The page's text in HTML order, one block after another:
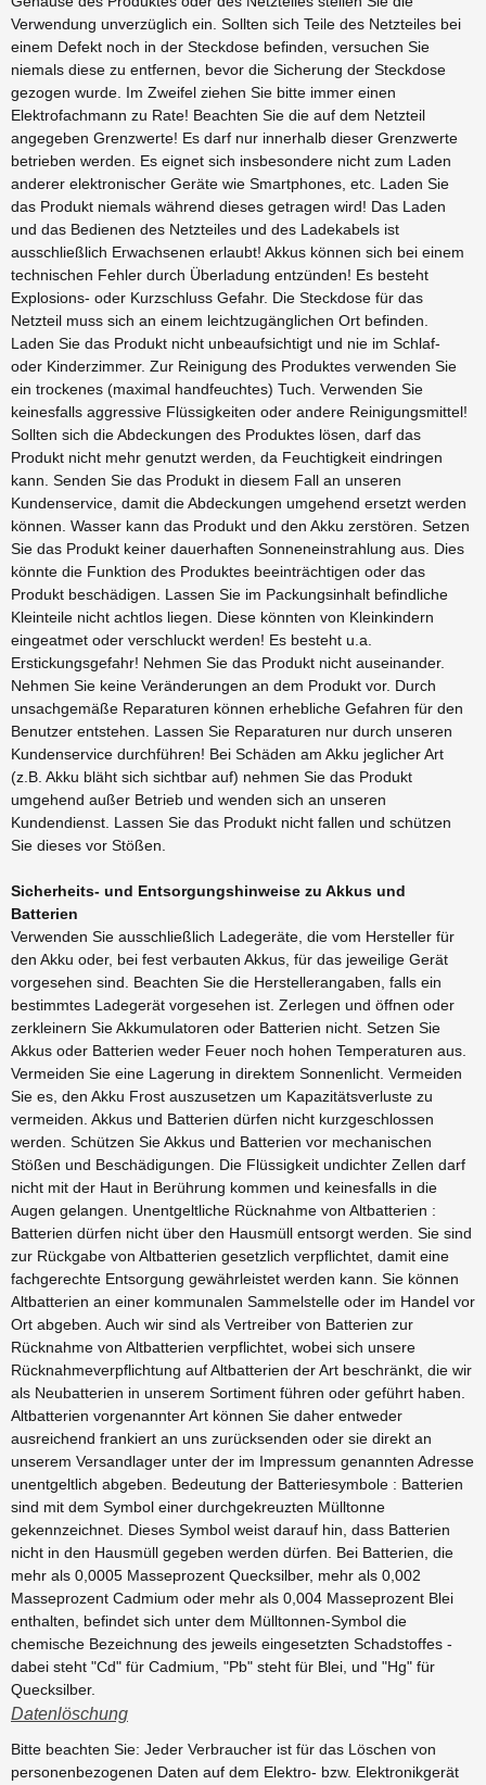
Verwendung unverzüglich ein. Sollten sich Teile des Netzteiles bei
einem Defekt noch in der Steckdose befinden, versuchen Sie
niemals diese zu entfernen, bevor die Sicherung der Steckdose
gezogen wurde. Im Zweifel ziehen Sie bitte immer einen
Elektrofachmann zu Rate! Beachten Sie die auf dem Netzteil
angegeben Grenzwerte! Es darf nur innerhalb dieser Grenzwerte
betrieben werden. Es eignet sich insbesondere nicht zum Laden
anderer elektronischer Geräte wie Smartphones, etc. Laden Sie
das Produkt niemals während dieses getragen wird! Das Laden
und das Bedienen des Netzteiles und des Ladekabels ist
ausschließlich Erwachsenen erlaubt! Akkus können sich bei einem
technischen Fehler durch Überladung entzünden! Es besteht
Explosions- oder Kurzschluss Gefahr. Die Steckdose für das
Netzteil muss sich an einem leichtzugänglichen Ort befinden.
Laden Sie das Produkt nicht unbeaufsichtigt und nie im Schlaf-
oder Kinderzimmer. Zur Reinigung des Produktes verwenden Sie
ein trockenes (maximal handfeuchtes) Tuch. Verwenden Sie
keinesfalls aggressive Flüssigkeiten oder andere Reinigungsmittel!
Sollten sich die Abdeckungen des Produktes lösen, darf das
Produkt nicht mehr genutzt werden, da Feuchtigkeit eindringen
kann. Senden Sie das Produkt in diesem Fall an unseren
Kundenservice, damit die Abdeckungen umgehend ersetzt werden
können. Wasser kann das Produkt und den Akku zerstören. Setzen
Sie das Produkt keiner dauerhaften Sonneneinstrahlung aus. Dies
könnte die Funktion des Produktes beeinträchtigen oder das
Produkt beschädigen. Lassen Sie im Packungsinhalt befindliche
Kleinteile nicht achtlos liegen. Diese könnten von Kleinkindern
eingeatmet oder verschluckt werden! Es besteht u.a.
Erstickungsgefahr! Nehmen Sie das Produkt nicht auseinander.
Nehmen Sie keine Veränderungen an dem Produkt vor. Durch
unsachgemäße Reparaturen können erhebliche Gefahren für den
Benutzer entstehen. Lassen Sie Reparaturen nur durch unseren
Kundenservice durchführen! Bei Schäden am Akku jeglicher Art
(z.B. Akku bläht sich sichtbar auf) nehmen Sie das Produkt
umgehend außer Betrieb und wenden sich an unseren
Kundendienst. Lassen Sie das Produkt nicht fallen und schützen
Sie dieses vor Stößen.
Sicherheits- und Entsorgungshinweise zu Akkus und
Batterien
Verwenden Sie ausschließlich Ladegeräte, die vom Hersteller für
den Akku oder, bei fest verbauten Akkus, für das jeweilige Gerät
vorgesehen sind. Beachten Sie die Herstellerangaben, falls ein
bestimmtes Ladegerät vorgesehen ist. Zerlegen und öffnen oder
zerkleinern Sie Akkumulatoren oder Batterien nicht. Setzen Sie
Akkus oder Batterien weder Feuer noch hohen Temperaturen aus.
Vermeiden Sie eine Lagerung in direktem Sonnenlicht. Vermeiden
Sie es, den Akku Frost auszusetzen um Kapazitätsverluste zu
vermeiden. Akkus und Batterien dürfen nicht kurzgeschlossen
werden. Schützen Sie Akkus und Batterien vor mechanischen
Stößen und Beschädigungen. Die Flüssigkeit undichter Zellen darf
nicht mit der Haut in Berührung kommen und keinesfalls in die
Augen gelangen. Unentgeltliche Rücknahme von Altbatterien :
Batterien dürfen nicht über den Hausmüll entsorgt werden. Sie sind
zur Rückgabe von Altbatterien gesetzlich verpflichtet, damit eine
fachgerechte Entsorgung gewährleistet werden kann. Sie können
Altbatterien an einer kommunalen Sammelstelle oder im Handel vor
Ort abgeben. Auch wir sind als Vertreiber von Batterien zur
Rücknahme von Altbatterien verpflichtet, wobei sich unsere
Rücknahmeverpflichtung auf Altbatterien der Art beschränkt, die wir
als Neubatterien in unserem Sortiment führen oder geführt haben.
Altbatterien vorgenannter Art können Sie daher entweder
ausreichend frankiert an uns zurücksenden oder sie direkt an
unserem Versandlager unter der im Impressum genannten Adresse
unentgeltlich abgeben. Bedeutung der Batteriesymbole : Batterien
sind mit dem Symbol einer durchgekreuzten Mülltonne
gekennzeichnet. Dieses Symbol weist darauf hin, dass Batterien
nicht in den Hausmüll gegeben werden dürfen. Bei Batterien, die
mehr als 0,0005 Masseprozent Quecksilber, mehr als 0,002
Masseprozent Cadmium oder mehr als 0,004 Masseprozent Blei
enthalten, befindet sich unter dem Mülltonnen-Symbol die
chemische Bezeichnung des jeweils eingesetzten Schadstoffes -
dabei steht "Cd" für Cadmium, "Pb" steht für Blei, und "Hg" für
Quecksilber.
Datenlöschung
Bitte beachten Sie: Jeder Verbraucher ist für das Löschen von
personenbezogenen Daten auf dem Elektro- bzw. Elektronikgerät